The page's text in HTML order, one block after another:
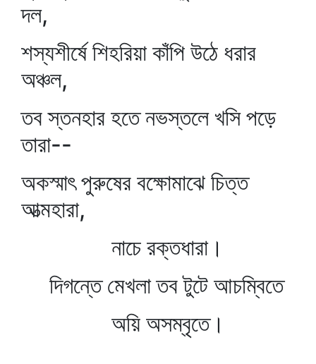
দল,
শস্যশীর্ষে শিহরিয়া কাঁপি উঠে ধরার
অঞ্চল,
তব স্তনহার হতে নভস্তলে খসি পড়ে
তারা--
অকস্মাৎ পুরুষের বক্ষোমাঝে চিত্ত
আত্মহারা,
নাচে রক্তধারা।
দিগন্তে মেখলা তব টুটে আচম্বিতে
অয়ি অসম্‌বৃতে।